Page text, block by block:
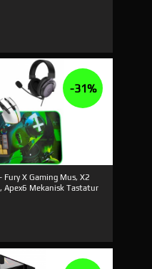
X Gaming Mus, X2
Apex6 Mekanisk Tastatur
-31%